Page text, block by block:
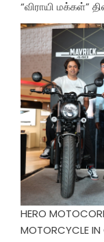
“விராயி மக்கள்”
HERO
MOTORCYCLE IN